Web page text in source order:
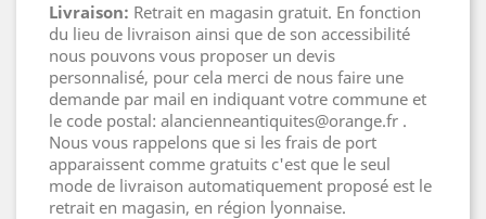
Livraison: Retrait en magasin gratuit. En fonction
du lieu de livraison ainsi que de son accessibilité
nous pouvons vous proposer un devis
personnalisé, pour cela merci de nous faire une
demande par mail en indiquant votre commune et
le code postal: alancienneantiquites@orange.fr .
Nous vous rappelons que si les frais de port
apparaissent comme gratuits c'est que le seul
mode de livraison automatiquement proposé est le
retrait en magasin, en région lyonnaise.